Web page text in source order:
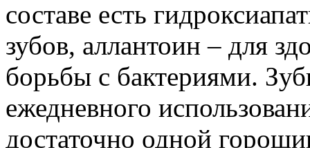
составе есть
зубов, аллантоин – для
борьбы с бактериями.
ежедневного
достаточно одной